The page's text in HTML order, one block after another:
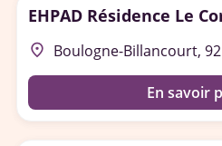
EHPAD Résidence Le
place Boulogne-Billancourt,
En savoir